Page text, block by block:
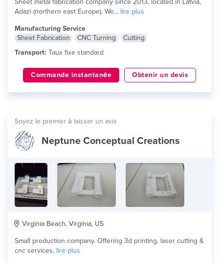
Sheet metal fabrication company since 2013, located in Latvia,
Adazi (northern east Europe). We... lire plus
Manufacturing Service
Sheet Fabrication
CNC Turning
Cutting
Transport: Taux fixe standard
Commande instantanée Obtenir un devis
Soyez le premier à laisser un avis
Neptune Conceptual Creations
Virginia Beach, Virginia, US
Small production company. Offering 3d printing, laser cutting &
cnc services. lire plus